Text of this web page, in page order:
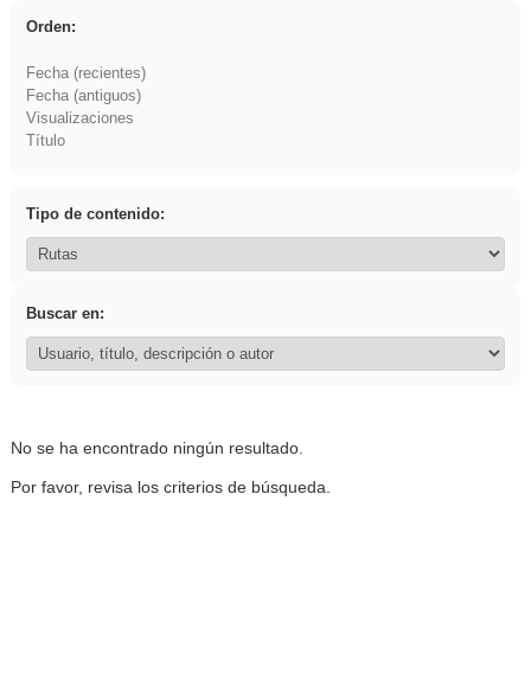
Orden:
Fecha (recientes)
Fecha (antiguos)
Visualizaciones
Título
Tipo de contenido:
Buscar en:
No se ha encontrado ningún resultado.
Por favor, revisa los criterios de búsqueda.